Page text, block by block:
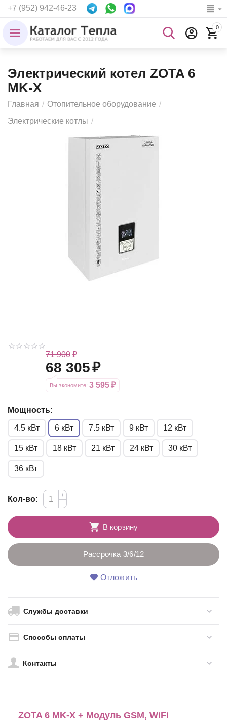
+7 (952) 942-46-23
0
Электрический котел ZOTA 6
MK-X
Главная / Отопительное оборудование /
Электрические котлы /
71 900 ₽
68 305₽
Вы экономите: 3 595₽
Мощность:
4.5 кВт 6 кВт 7.5 кВт 9 кВт 12 кВт
15 кВт 18 кВт 21 кВт 24 кВт 30 кВт
36 кВт
Кол-во:
+
−
В корзину
Рассрочка 3/6/12
Отложить
Службы доставки
Способы оплаты
Контакты
ZOTA 6 MK-X + Модуль GSM, WiFi